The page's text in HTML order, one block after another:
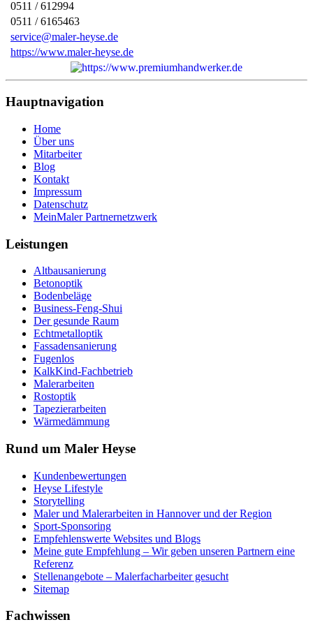
0511 / 612994
0511 / 6165463
service@maler-heyse.de
https://www.maler-heyse.de
Hauptnavigation
Home
Über uns
Mitarbeiter
Blog
Kontakt
Impressum
Datenschutz
MeinMaler Partnernetzwerk
Leistungen
Altbausanierung
Betonoptik
Bodenbeläge
Business-Feng-Shui
Der gesunde Raum
Echtmetalloptik
Fassadensanierung
Fugenlos
KalkKind-Fachbetrieb
Malerarbeiten
Rostoptik
Tapezierarbeiten
Wärmedämmung
Rund um Maler Heyse
Kundenbewertungen
Heyse Lifestyle
Storytelling
Maler und Malerarbeiten in Hannover und der Region
Sport-Sponsoring
Empfehlenswerte Websites und Blogs
Meine gute Empfehlung – Wir geben unseren Partnern eine
Referenz
Stellenangebote – Malerfacharbeiter gesucht
Sitemap
Fachwissen